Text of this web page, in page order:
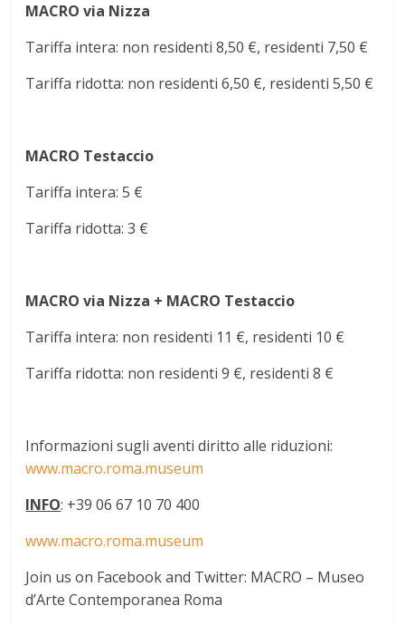
MACRO via Nizza
Tariffa intera: non residenti 8,50 €, residenti 7,50 €
Tariffa ridotta: non residenti 6,50 €, residenti 5,50 €
MACRO Testaccio
Tariffa intera: 5 €
Tariffa ridotta: 3 €
MACRO via Nizza + MACRO Testaccio
Tariffa intera: non residenti 11 €, residenti 10 €
Tariffa ridotta: non residenti 9 €, residenti 8 €
Informazioni sugli aventi diritto alle riduzioni:
www.macro.roma.museum
INFO: +39 06 67 10 70 400
www.macro.roma.museum
Join us on Facebook and Twitter: MACRO – Museo
d’Arte Contemporanea Roma